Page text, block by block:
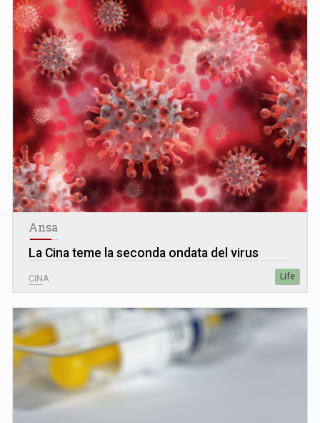
Ansa
La Cina teme la seconda ondata del virus
CINA Life